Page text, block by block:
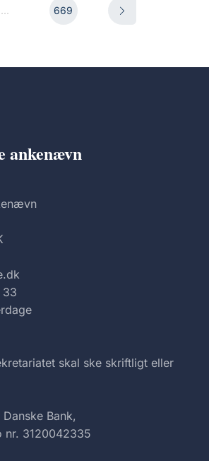
... 669
ankenævn
33
skal ske skriftligt eller
Bank,
nr. 3120042335